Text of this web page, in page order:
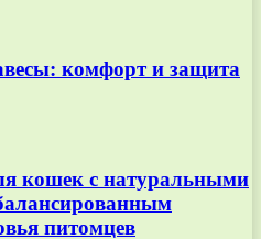
комфорт и защита
кошек с натуральными
питомцев